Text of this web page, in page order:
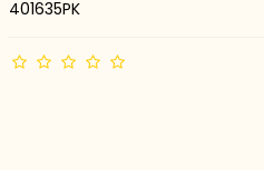
401635PK